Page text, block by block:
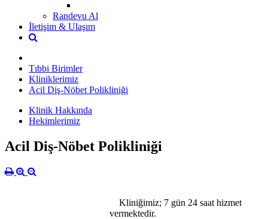
Randevu Al
İletişim & Ulaşım
Tıbbi Birimler
Kliniklerimiz
Acil Diş-Nöbet Polikliniği
Klinik Hakkında
Hekimlerimiz
Acil Diş-Nöbet Polikliniği
Kliniğimiz; 7 gün 24 saat hizmet
vermektedir.